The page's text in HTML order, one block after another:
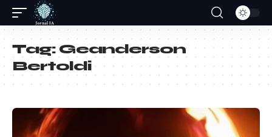
Tag:Geanderson
Bertoldi